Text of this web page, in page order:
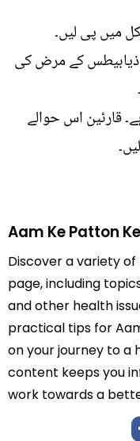
میں پی لیں۔
ذیابیطس کے مرض کی
قارئین اس حوالے
Aam Ke Patton
Discover a variety
page, including
and other health
practical tips for
on your journey to a
content keeps you
work towards a